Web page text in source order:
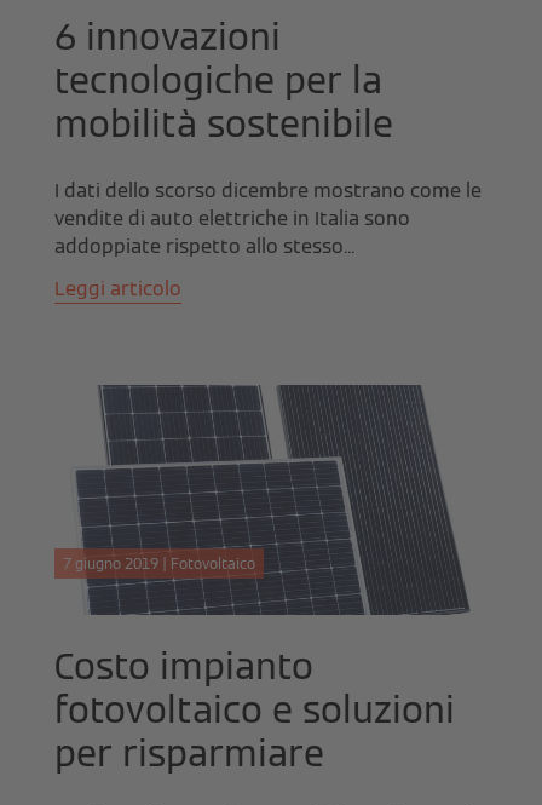
6 innovazioni
tecnologiche per la
mobilità sostenibile
I dati dello scorso dicembre mostrano come le
vendite di auto elettriche in Italia sono
addoppiate rispetto allo stesso...
Leggi articolo
7 giugno 2019 | Fotovoltaico
Costo impianto
fotovoltaico e soluzioni
per risparmiare